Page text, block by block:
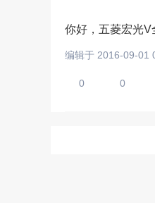
你好，五菱宏光V
编辑于 2016-09-01
0 0